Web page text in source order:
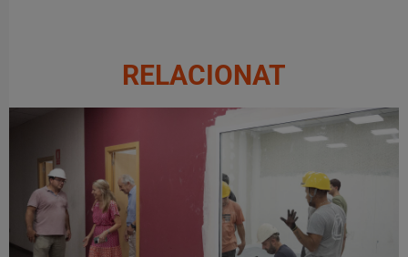
RELACIONAT